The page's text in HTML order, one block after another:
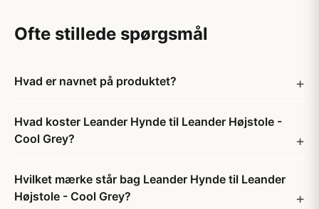
Ofte stillede spørgsmål
Hvad er navnet på produktet?
Hvad koster Leander Hynde til Leander Højstole -
Cool Grey?
Hvilket mærke står bag Leander Hynde til Leander
Højstole - Cool Grey?